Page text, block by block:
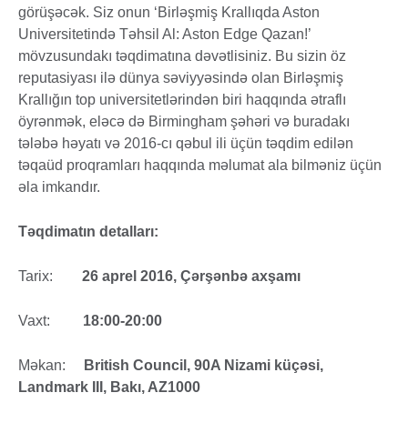
görüşəcək. Siz onun ‘Birləşmiş Krallıqda Aston
Universitetində Təhsil Al: Aston Edge Qazan!’
mövzusundakı təqdimatına dəvətlisiniz. Bu sizin öz
reputasiyası ilə dünya səviyyəsində olan Birləşmiş
Krallığın top universitetlərindən biri haqqında ətraflı
öyrənmək, eləcə də Birmingham şəhəri və buradakı
tələbə həyatı və 2016-cı qəbul ili üçün təqdim edilən
təqaüd proqramları haqqında məlumat ala bilməniz üçün
əla imkandır.
Təqdimatın detalları:
Tarix: 26 aprel 2016, Çərşənbə axşamı
Vaxt: 18:00-20:00
Məkan:
British Council, 90A Nizami küçəsi,
Landmark III, Bakı, AZ1000